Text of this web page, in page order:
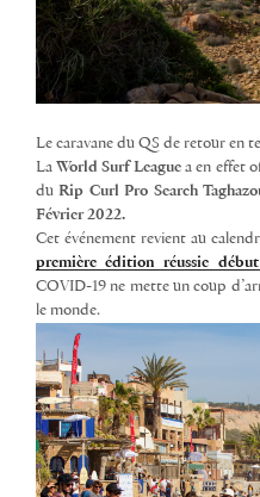
Le caravane du QS de retour en
La World Surf League a en effet
du Rip Curl Pro Search
Février 2022.
Cet événement revient au
première édition réussie
COVID-19 ne mette un coup
le monde.